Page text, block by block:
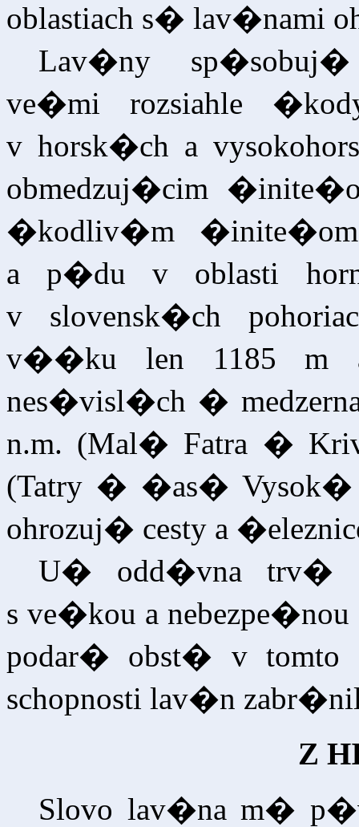
oblastiach s� lav�nami
Lav�ny
ve�mi rozsiahle
v horsk�ch a
obmedzuj�cim
�kodliv�m
a p�du v oblasti
v slovensk�ch
v��ku len 1185 m
nes�visl�ch �
n.m. (Mal� Fatra �
(Tatry � �as� Vysok�
ohrozuj� cesty a
U� odd�vna trv�
s ve�kou a
podar� obst� v tomto
schopnosti lav�n
Z
Slovo lav�na m�